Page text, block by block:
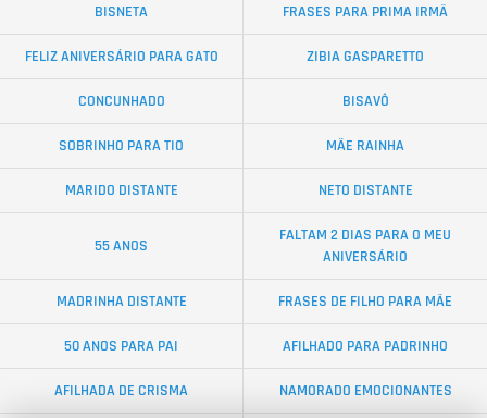
BISNETA FRASES PARA PRIMA IRMÃ
FELIZ ANIVERSÁRIO PARA GATO ZIBIA GASPARETTO
CONCUNHADO BISAVÔ
SOBRINHO PARA TIO MÃE RAINHA
MARIDO DISTANTE NETO DISTANTE
55 ANOS
FALTAM 2 DIAS PARA O MEU
ANIVERSÁRIO
MADRINHA DISTANTE FRASES DE FILHO PARA MÃE
50 ANOS PARA PAI AFILHADO PARA PADRINHO
AFILHADA DE CRISMA NAMORADO EMOCIONANTES